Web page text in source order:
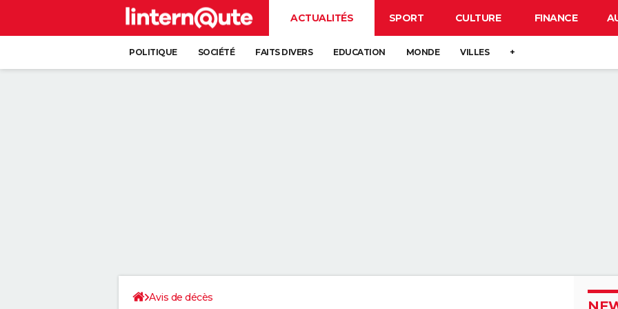
ACTUALITÉS SPORT CULTURE FINANCE
POLITIQUE SOCIÉTÉ FAITS DIVERS EDUCATION MONDE VILLES +
Avis de décès